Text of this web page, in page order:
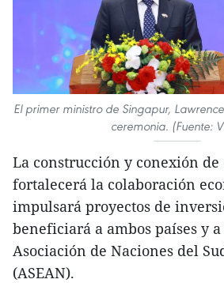
El primer ministro de Singapur,
ceremonia. (Fuente:
La construcción y conexión de
fortalecerá la colaboración
impulsará proyectos de
beneficiará a ambos países y
Asociación de Naciones del
(ASEAN).